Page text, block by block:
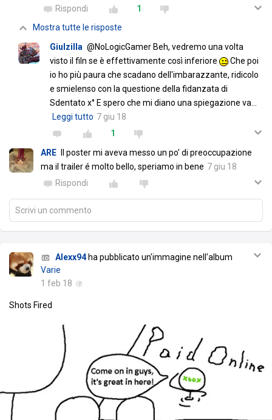
Rispondi
1
Mostra tutte le risposte
Giulzilla @NoLogicGamer Beh, vedremo una volta
visto il filn se è effettivamente così inferiore
Che poi
io ho più paura che scadano dell'imbarazzante, ridicolo
e smielenso con la questione della fidanzata di
Sdentato x° E spero che mi diano una spiegazione va…
Leggi tutto 7 giu 18
1
ARE
Il poster mi aveva messo un po' di preoccupazione
ma il trailer é molto bello, speriamo in bene 7 giu 18
Rispondi
Scrivi un commento
Alexx94ha pubblicato un'immagine nell'album
Varie
1 feb 18
Shots Fired